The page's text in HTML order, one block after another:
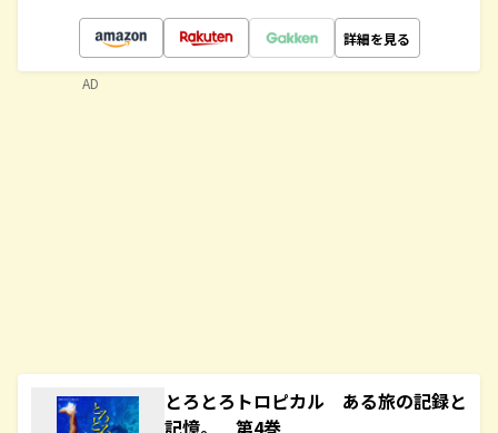
詳細を見る
とろとろトロピカル ある旅の記録と
記憶。 第4巻
AD